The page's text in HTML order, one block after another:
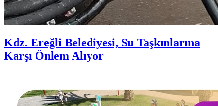
Kdz. Ereğli Belediyesi, Su Taşkınlarına
Karşı Önlem Alıyor